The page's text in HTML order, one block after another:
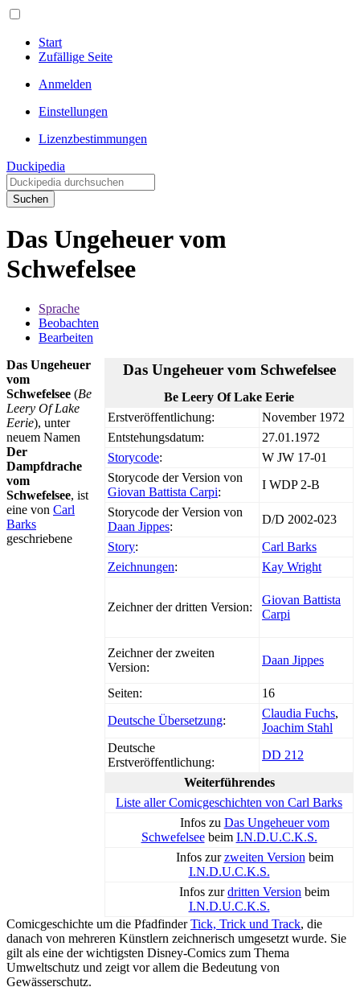
Start
Zufällige Seite
Anmelden
Einstellungen
Lizenzbestimmungen
Duckipedia
Suchen
Das Ungeheuer vom
Schwefelsee
Sprache
Beobachten
Bearbeiten
Das Ungeheuer vom Schwefelsee
Be Leery Of Lake Eerie
Erstveröffentlichung:
November 1972
Entstehungsdatum:
27.01.1972
Storycode:
W JW 17-01
Storycode der Version von
Giovan Battista Carpi:
I WDP 2-B
Storycode der Version von
Daan Jippes:
D/D 2002-023
Story:
Carl Barks
Zeichnungen: Kay Wright
Zeichner der dritten Version:
Giovan Battista
Carpi
Zeichner der zweiten
Version:
Daan Jippes
Seiten:
16
Deutsche Übersetzung:
Claudia Fuchs,
Joachim Stahl
Deutsche
Erstveröffentlichung:
DD 212
Weiterführendes
Liste aller Comicgeschichten von Carl Barks
Infos zu Das Ungeheuer vom
Schwefelseebeim I.N.D.U.C.K.S.
Infos zurzweiten Version beim
I.N.D.U.C.K.S.
Infos zurdritten Version beim
I.N.D.U.C.K.S.
Das Ungeheuer
vom
Schwefelsee (Be
Leery Of Lake
Eerie), unter
neuem Namen
Der
Dampfdrache
vom
Schwefelsee, ist
eine von Carl
Barks
geschriebene
Comicgeschichte um die PfadfinderTick, Trick und Track, die
danach von mehreren Künstlern zeichnerisch umgesetzt wurde. Sie
gilt als eine der wichtigsten Disney-Comics zum Thema
Umweltschutz und zeigt vor allem die Bedeutung von
Gewässerschutz.